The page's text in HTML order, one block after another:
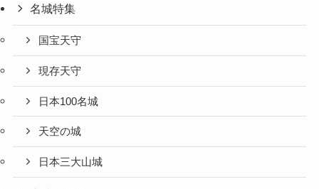
名城特集
国宝天守
現存天守
日本100名城
天空の城
日本三大山城